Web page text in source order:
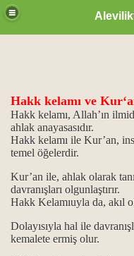
Hakk kelamı ve
Hakk kelamı, Allah’ın
ahlak anayasasıdır.
Hakk kelamı ile Kur’an,
temel öğelerdir.
Kur’an ile, ahlak olarak
davranışları olgunlaştırır.
Hakk Kelamıuyla da, akıl
Dolayısıyla hal ile
kemalete ermiş olur.